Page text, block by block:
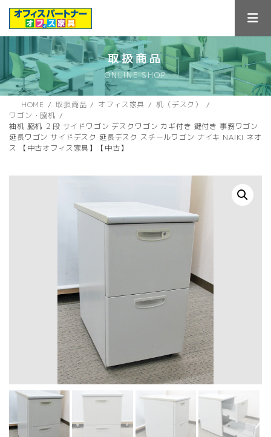
ス
キ
ン
に
取扱商品
ONLINE SHOP
HOME 取扱商品 オフィス家具
机（デスク）
ワゴン・脇机
袖机 脇机 ２段 サイドワゴン デスクワゴン カギ付き 鍵付き 事務ワゴン
延長ワゴン サイドデスク 延長デスク スチールワゴン ナイキ NAIKI ネオ
ス 【中古オフィス家具】【中古】